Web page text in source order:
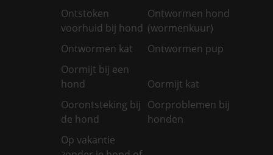
Ontstoken
voorhuid bij hond
Ontwormen hond
(wormenkuur)
Ontwormen kat
Ontwormen pup
Oormijt bij een
hond
Oormijt kat
Oorontsteking bij
de hond
Oorproblemen bij
honden
Op vakantie